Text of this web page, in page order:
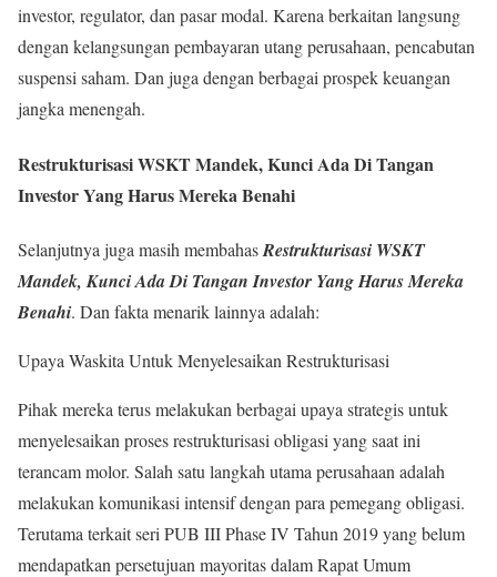
investor, regulator, dan pasar modal. Karena berkaitan langsung
dengan kelangsungan pembayaran utang perusahaan, pencabutan
suspensi saham. Dan juga dengan berbagai prospek keuangan
jangka menengah.
Restrukturisasi WSKT Mandek, Kunci Ada Di Tangan
Investor Yang Harus Mereka Benahi
Selanjutnya juga masih membahasRestrukturisasi WSKT
Mandek, Kunci Ada Di Tangan Investor Yang Harus Mereka
Benahi. Dan fakta menarik lainnya adalah:
Upaya Waskita Untuk Menyelesaikan Restrukturisasi
Pihak mereka terus melakukan berbagai upaya strategis untuk
menyelesaikan proses restrukturisasi obligasi yang saat ini
terancam molor. Salah satu langkah utama perusahaan adalah
melakukan komunikasi intensif dengan para pemegang obligasi.
Terutama terkait seri PUB III Phase IV Tahun 2019 yang belum
mendapatkan persetujuan mayoritas dalam Rapat Umum